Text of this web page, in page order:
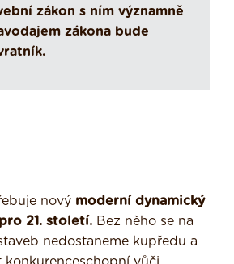
zákon s ním významně
zákona bude
nový moderní dynamický
21. století. Bez něho se na
nedostaneme kupředu a